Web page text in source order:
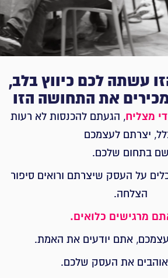
עשתה לכם כיווץ בלב,
את התחושה הזו
מצליח, הגעתם להכנסות לא רעות
יצרתם לעצמכם
שם בתחום שלכם.
על העסק שיצרתם ורואים סיפור
הצלחה.
מרגישים כלואים.
עצמכם, אתם יודעים את האמת.
את העסק שלכם.